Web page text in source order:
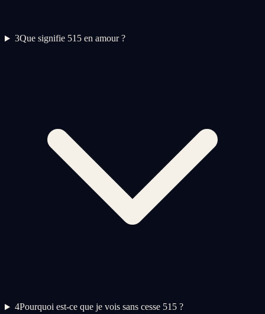
3Que signifie 515 en amour ?
4Pourquoi est-ce que je vois sans cesse 515 ?